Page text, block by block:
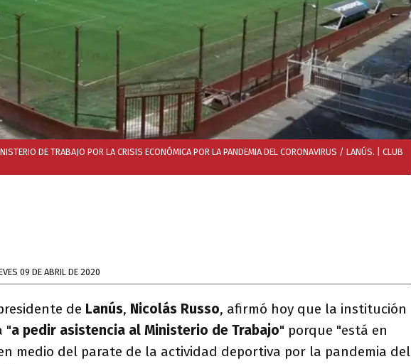
DE TRABAJO POR LA CRISIS ECONÓMICA POR LA PANDEMIA DEL CORONAVIRUS / LANÚS. | CLUB
09 DE ABRIL DE 2020
de Lanús, Nicolás Russo, afirmó hoy que la institución
"a pedir asistencia al Ministerio de Trabajo" porque "está en
medio del parate de la actividad deportiva por la pandemia del